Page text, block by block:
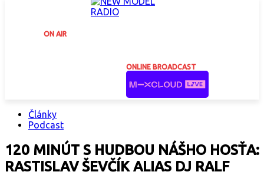
ON AIR
ONLINE BROADCAST
Články
Podcast
120 MINÚT S HUDBOU NÁŠHO HOSŤA:
RASTISLAV ŠEVČÍK ALIAS DJ RALF